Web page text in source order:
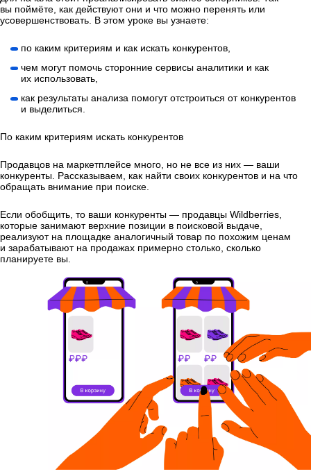
вы поймёте, как действуют они и что можно перенять или
усовершенствовать. В этом уроке вы узнаете:
по каким критериям и как искать конкурентов,
чем могут помочь сторонние сервисы аналитики и как
их использовать,
как результаты анализа помогут отстроиться от конкурентов
и выделиться.
По каким критериям искать конкурентов
Продавцов на маркетплейсе много, но не все из них — ваши
конкуренты. Рассказываем, как найти своих конкурентов и на что
обращать внимание при поиске.
Если обобщить, то ваши конкуренты — продавцы Wildberries,
которые занимают верхние позиции в поисковой выдаче,
реализуют на площадке аналогичный товар по похожим ценам
и зарабатывают на продажах примерно столько, сколько
планируете вы.